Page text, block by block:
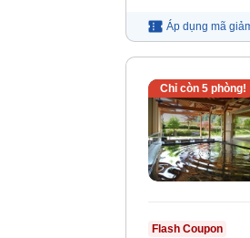
Áp dụng mã
Chỉ còn 5phòng!
Flash Coupon